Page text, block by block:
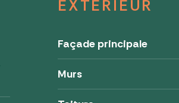
EXTÉRIEUR
Façade principale
Murs